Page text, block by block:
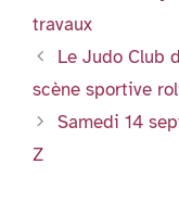
o
k
er
y
travaux
Le Judo Club
scène sportive
Samedi 14
Z